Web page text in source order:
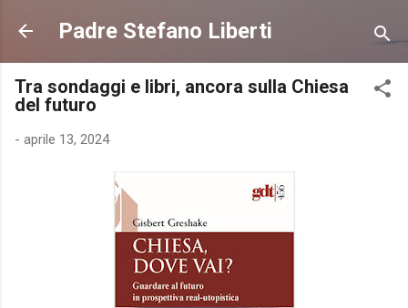
Passa ai contenuti principali
Padre Stefano Liberti
Tra sondaggi e libri, ancora sulla Chiesa
del futuro
- aprile 13, 2024